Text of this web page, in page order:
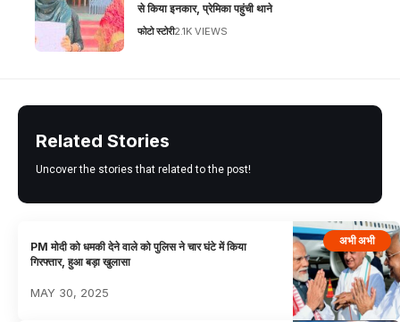
से किया इनकार, प्रेमिका पहुंची थाने
फोटो स्टोरी2.1K VIEWS
Related Stories
Uncover the stories that related to the post!
अभी अभी
PM मोदी को धमकी देने वाले को पुलिस ने चार घंटे में किया
गिरफ्तार, हुआ बड़ा खुलासा
MAY 30, 2025